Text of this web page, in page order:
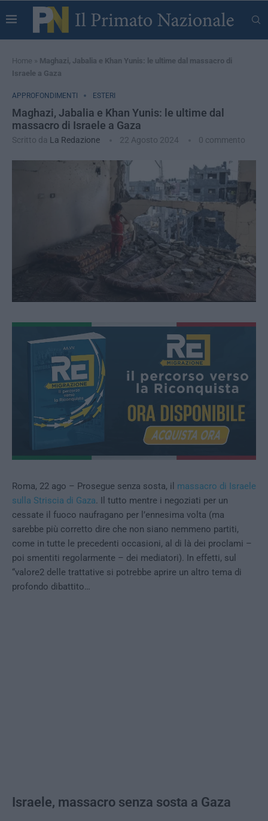
Home » Maghazi, Jabalia e Khan Yunis: le ultime dal massacro di
Israele a Gaza
APPROFONDIMENTI ESTERI
Maghazi, Jabalia e Khan Yunis: le ultime dal
massacro di Israele a Gaza
Scritto da La Redazione 22 Agosto 2024 0 commento
Roma, 22 ago – Prosegue senza sosta, il massacro di Israele
sulla Striscia di Gaza. Il tutto mentre i negoziati per un
cessate il fuoco naufragano per l’ennesima volta (ma
sarebbe più corretto dire che non siano nemmeno partiti,
come in tutte le precedenti occasioni, al di là dei proclami –
poi smentiti regolarmente – dei mediatori). In effetti, sul
“valore2 delle trattative si potrebbe aprire un altro tema di
profondo dibattito…
Israele, massacro senza sosta a Gaza